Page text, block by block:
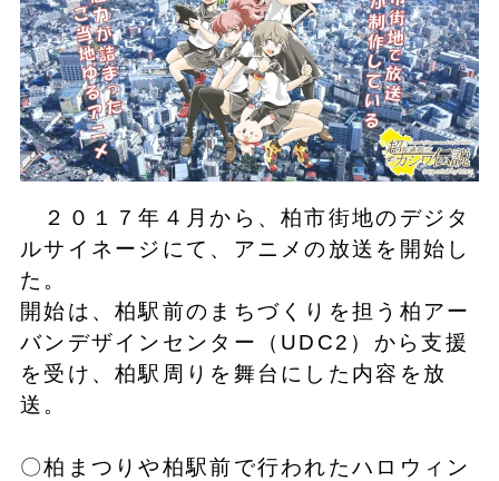
２０１７年４月から、柏市街地のデジタ
ルサイネージにて、アニメの放送を開始し
た。
開始は、柏駅前のまちづくりを担う柏アー
バンデザインセンター（UDC2）から支援
を受け、柏駅周りを舞台にした内容を放
送。
〇柏まつりや柏駅前で行われたハロウィン